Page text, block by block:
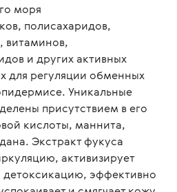
моря
полисахаридов,
витаминов,
и других активных
для регуляции обменных
Уникальные
присутствием в его
кислоты, маннита,
Экстракт фукуса
активизирует
эффективно